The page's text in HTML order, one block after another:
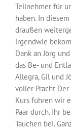
Teilnehmer für
haben. In
draußen
irgendwie
Dank an Jörg
das Be- und
Allegra, Gil und
voller Pracht Der
Kurs führen wir
Paar durch. Ihr
Tauchen bei.